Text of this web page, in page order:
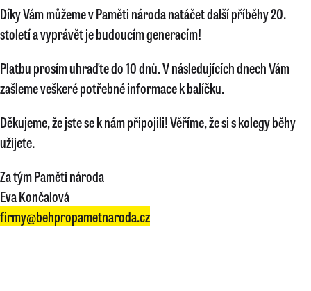
Díky Vám můžeme v Paměti národa natáčet další příběhy 20.
století a vyprávět je budoucím generacím!
Platbu prosím uhraďte do 10 dnů. V následujících dnech Vám
zašleme veškeré potřebné informace k balíčku.
Děkujeme, že jste se k nám připojili! Věříme, že si s kolegy běhy
užijete.
Za tým Paměti národa
Eva Končalová
firmy@behpropametnaroda.cz